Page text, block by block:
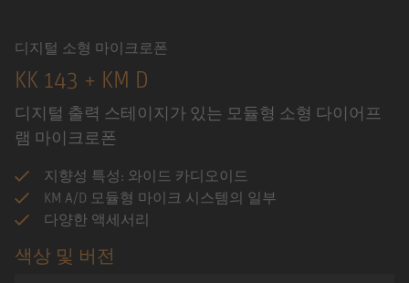
디지털 소형 마이크로폰
KK 143 + KM D
디지털 출력 스테이지가 있는 모듈형 소형 다이어프
램 마이크로폰
지향성 특성: 와이드 카디오이드
KM A/D 모듈형 마이크 시스템의 일부
다양한 액세서리
색상 및 버전